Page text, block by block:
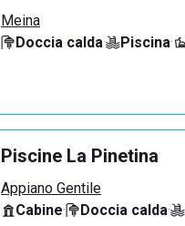
Meina
Doccia calda· Piscina·
Piscine La Pinetina
Appiano Gentile
Cabine· Doccia calda·